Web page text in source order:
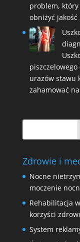
problem,
obniżyć
piszczelowego
urazów stawu
zahamować
Zdrowie i
Nocne
moczenie
Rehabilitacja
korzyści
System